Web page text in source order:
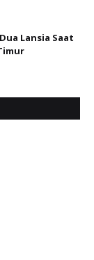
Lansia Saat